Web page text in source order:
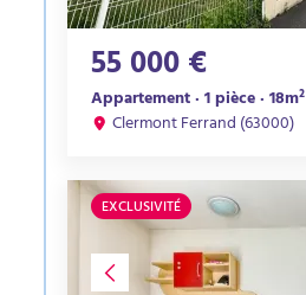
55 000 €
Appartement · 1 pièce · 18m²
Clermont Ferrand (63000)
EXCLUSIVITÉ